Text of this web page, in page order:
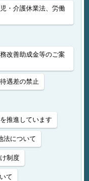
・介護休業法、労働
改善助成金等のご案
遇差の禁止
推進しています
法について
制度
て